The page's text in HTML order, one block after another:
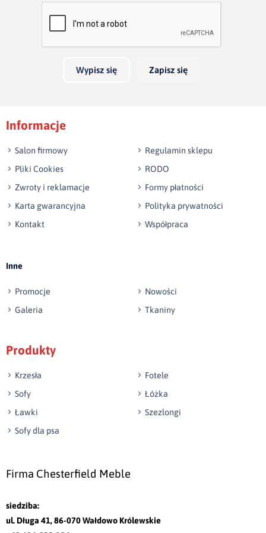
skrzynia na pościel będzie mieć 30cm głębokości. Wezgłowie
Bardzo dobry
Twoja opinia o produkcie
Wyślij opinię
Wypisz się Zapisz się
Informacje
Salon firmowy
Regulamin sklepu
Pliki Cookies
RODO
Zwroty i reklamacje
Formy płatności
Karta gwarancyjna
Polityka prywatności
Kontakt
Współpraca
Inne
Promocje
Nowości
Galeria
Tkaniny
Produkty
Krzesła
Fotele
Sofy
Łóżka
Ławki
Szezlongi
Sofy dla psa
Firma Chesterfield Meble
siedziba:
ul. Długa 41, 86-070 Wałdowo Królewskie